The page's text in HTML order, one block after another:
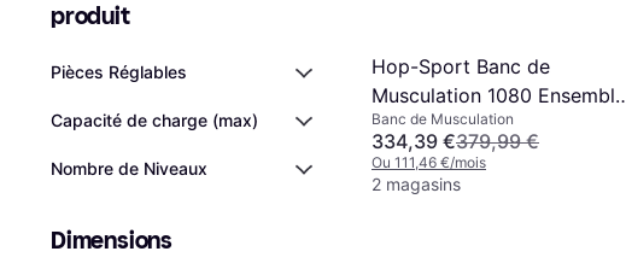
produit
Pièces Réglables
Capacité de charge (max)
Nombre de Niveaux
Dimensions
Hop-Sport Banc de
Musculation 1080 Ensemble
Poids de musculation de 90
kg avec Barre d'extension
longue Noir
Banc de Musculation
334,39 €379,99 €
Ou 111,46 €/mois
2 magasins